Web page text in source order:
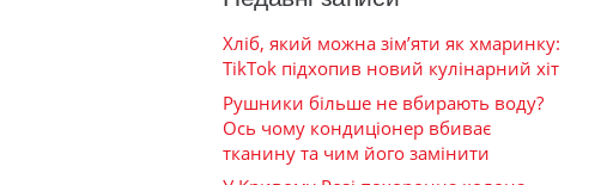
Хліб, який можна зім’яти як хмаринку:
TikTok підхопив новий кулінарний хіт
Рушники більше не вбирають воду?
Ось чому кондиціонер вбиває
тканину та чим його замінити